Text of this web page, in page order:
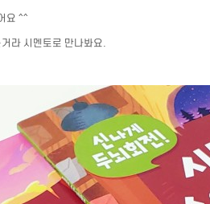
요 ^^
라 시멘토로 만나봐요.